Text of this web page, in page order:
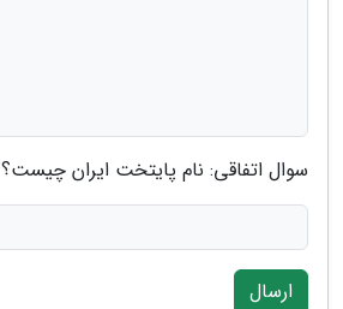
سوال اتفاقی: نام پایتخت ایران چیست؟
ارسال